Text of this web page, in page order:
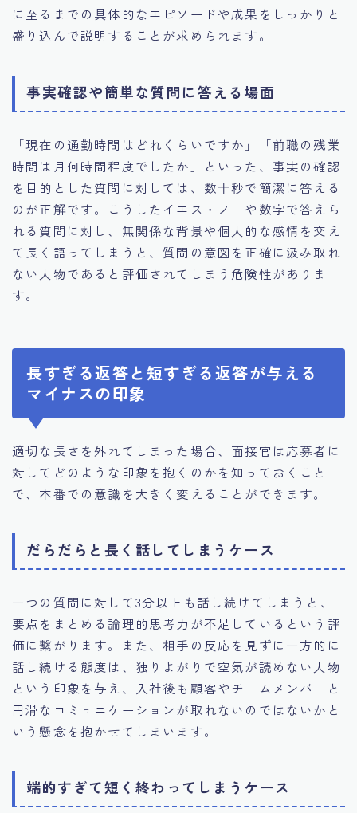
に至るまでの具体的なエピソードや成果をしっかりと
盛り込んで説明することが求められます。
事実確認や簡単な質問に答える場面
「現在の通勤時間はどれくらいですか」「前職の残業
時間は月何時間程度でしたか」といった、事実の確認
を目的とした質問に対しては、数十秒で簡潔に答える
のが正解です。こうしたイエス・ノーや数字で答えら
れる質問に対し、無関係な背景や個人的な感情を交え
て長く語ってしまうと、質問の意図を正確に汲み取れ
ない人物であると評価されてしまう危険性がありま
す。
長すぎる返答と短すぎる返答が与える
マイナスの印象
適切な長さを外れてしまった場合、面接官は応募者に
対してどのような印象を抱くのかを知っておくこと
で、本番での意識を大きく変えることができます。
だらだらと長く話してしまうケース
一つの質問に対して3分以上も話し続けてしまうと、
要点をまとめる論理的思考力が不足しているという評
価に繋がります。また、相手の反応を見ずに一方的に
話し続ける態度は、独りよがりで空気が読めない人物
という印象を与え、入社後も顧客やチームメンバーと
円滑なコミュニケーションが取れないのではないかと
いう懸念を抱かせてしまいます。
端的すぎて短く終わってしまうケース